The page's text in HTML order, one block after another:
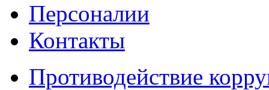
Персоналии
Контакты
Противодействие